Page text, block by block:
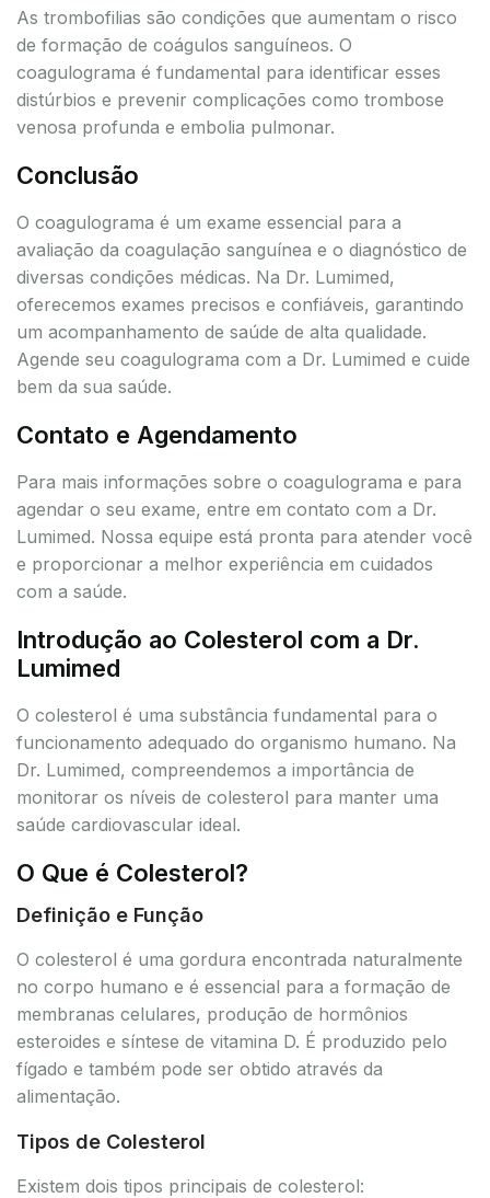
As trombofilias são condições que aumentam o risco
de formação de coágulos sanguíneos. O
coagulograma é fundamental para identificar esses
distúrbios e prevenir complicações como trombose
venosa profunda e embolia pulmonar.
Conclusão
O coagulograma é um exame essencial para a
avaliação da coagulação sanguínea e o diagnóstico de
diversas condições médicas. Na Dr. Lumimed,
oferecemos exames precisos e confiáveis, garantindo
um acompanhamento de saúde de alta qualidade.
Agende seu coagulograma com a Dr. Lumimed e cuide
bem da sua saúde.
Contato e Agendamento
Para mais informações sobre o coagulograma e para
agendar o seu exame, entre em contato com a Dr.
Lumimed. Nossa equipe está pronta para atender você
e proporcionar a melhor experiência em cuidados
com a saúde.
Introdução ao Colesterol com a Dr.
Lumimed
O colesterol é uma substância fundamental para o
funcionamento adequado do organismo humano. Na
Dr. Lumimed, compreendemos a importância de
monitorar os níveis de colesterol para manter uma
saúde cardiovascular ideal.
O Que é Colesterol?
Definição e Função
O colesterol é uma gordura encontrada naturalmente
no corpo humano e é essencial para a formação de
membranas celulares, produção de hormônios
esteroides e síntese de vitamina D. É produzido pelo
fígado e também pode ser obtido através da
alimentação.
Tipos de Colesterol
Existem dois tipos principais de colesterol: